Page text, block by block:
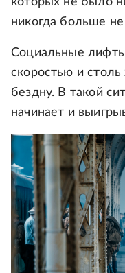
никогда больше не
Социальные
скоростью и
бездну. В такой
начинает и